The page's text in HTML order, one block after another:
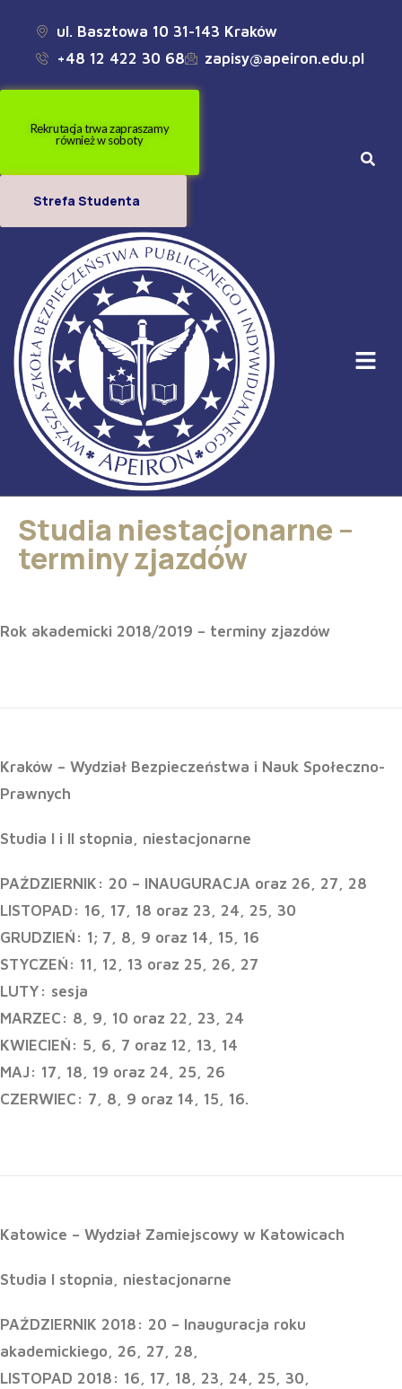
ul. Basztowa 10 31-143 Kraków
+48 12 422 30 68
zapisy@apeiron.edu.pl
Rekrutacja trwa zapraszamy
również w soboty
Strefa Studenta
Studia niestacjonarne –
terminy zjazdów
Rok akademicki 2018/2019 – terminy zjazdów
Kraków – Wydział Bezpieczeństwa i Nauk Społeczno-
Prawnych
Studia I i II stopnia, niestacjonarne
PAŹDZIERNIK: 20 – INAUGURACJA oraz 26, 27, 28
LISTOPAD: 16, 17, 18 oraz 23, 24, 25, 30
GRUDZIEŃ: 1; 7, 8, 9 oraz 14, 15, 16
STYCZEŃ: 11, 12, 13 oraz 25, 26, 27
LUTY: sesja
MARZEC: 8, 9, 10 oraz 22, 23, 24
KWIECIEŃ: 5, 6, 7 oraz 12, 13, 14
MAJ: 17, 18, 19 oraz 24, 25, 26
CZERWIEC: 7, 8, 9 oraz 14, 15, 16.
Katowice – Wydział Zamiejscowy w Katowicach
Studia I stopnia, niestacjonarne
PAŹDZIERNIK 2018: 20 – Inauguracja roku
akademickiego, 26, 27, 28,
LISTOPAD 2018: 16, 17, 18, 23, 24, 25, 30,